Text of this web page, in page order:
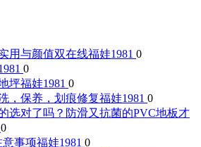
用与颜值双在线福娃1981 0
0
坪福娃1981 0
，保养，划痕修复福娃1981 0
选对了吗？防滑又抗菌的PVC地板才
0
意事项福娃1981 0